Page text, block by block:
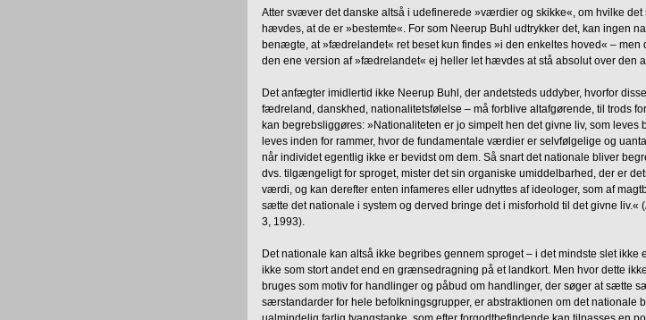
Atter svæver det danske altså i udefinerede »værdier og skikke«, om hvilke det
hævdes, at de er »bestemte«. For som Neerup Buhl udtrykker det, kan ingen
benægte, at »fædrelandet« ret beset kun findes »i den enkeltes hoved« – men
den ene version af »fædrelandet« ej heller let hævdes at stå absolut over den
Det anfægter imidlertid ikke Neerup Buhl, der andetsteds uddyber, hvorfor
fædreland, danskhed, nationalitetsfølelse – må forblive altafgørende, til trods
kan begrebsliggøres: »Nationaliteten er jo simpelt hen det givne liv, som leves
leves inden for rammer, hvor de fundamentale værdier er selvfølgelige og
når individet egentlig ikke er bevidst om dem. Så snart det nationale bliver
dvs. tilgængeligt for sproget, mister det sin organiske umiddelbarhed, der er
værdi, og kan derefter enten infameres eller udnyttes af ideologer, som af
sætte det nationale i system og derved bringe det i misforhold til det givne liv.« (
3, 1993).
Det nationale kan altså ikke begribes gennem sproget – i det mindste slet ikke
ikke som stort andet end en grænsedragning på et landkort. Men hvor dette
bruges som motiv for handlinger og påbud om handlinger, der søger at sætte
særstandarder for hele befolkningsgrupper, er abstraktionen om det nationale